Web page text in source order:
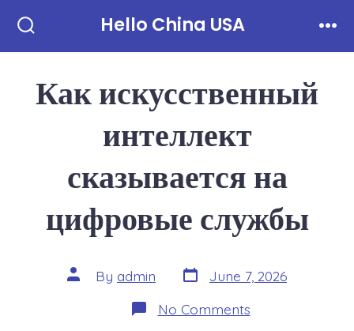
Toggle
Hello China USA
Как искусственный
интеллект
сказывается на
цифровые службы
Post
author
By admin Post
date
June 7, 2026
No Commentson
Как